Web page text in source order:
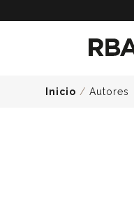
Inicio / Autores